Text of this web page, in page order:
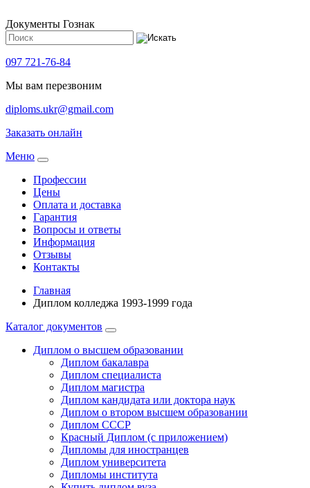
Документы Гознак
097 721-76-84
Мы вам перезвоним
diploms.ukr@gmail.com
Заказать онлайн
Meню
Профессии
Цены
Оплата и доставка
Гарантия
Вопросы и ответы
Информация
Отзывы
Контакты
Главная
Диплом колледжа 1993-1999 года
Каталог документов
Диплом о высшем образовании
Диплом бакалавра
Диплом специалиста
Диплом магистра
Диплом кандидата или доктора наук
Диплом о втором высшем образовании
Диплом СССР
Красный Диплом (с приложением)
Дипломы для иностранцев
Диплом университета
Дипломы института